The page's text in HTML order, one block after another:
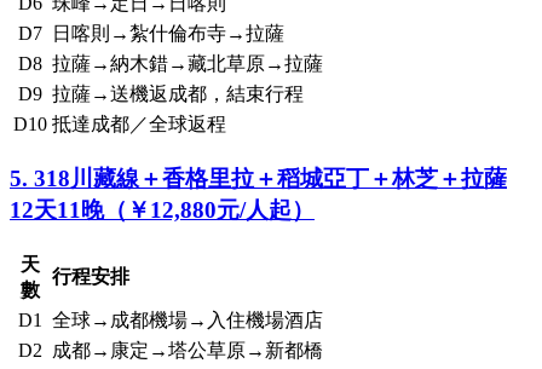
D7
日喀則→紮什倫布寺→拉薩
D8 拉薩→納木錯→藏北草原→拉薩
D9 拉薩→送機返成都，結束行程
D10 抵達成都／全球返程
5. 318川藏線＋香格里拉＋稻城亞丁＋林芝＋拉薩
12天11晚（￥12,880元/人起）
天
數
行程安排
D1
全球→成都機場→入住機場酒店
D2
成都→康定→塔公草原→新都橋